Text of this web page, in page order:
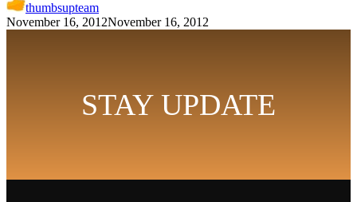
thumbsupteam
November 16, 2012November 16, 2012
STAY UPDATE